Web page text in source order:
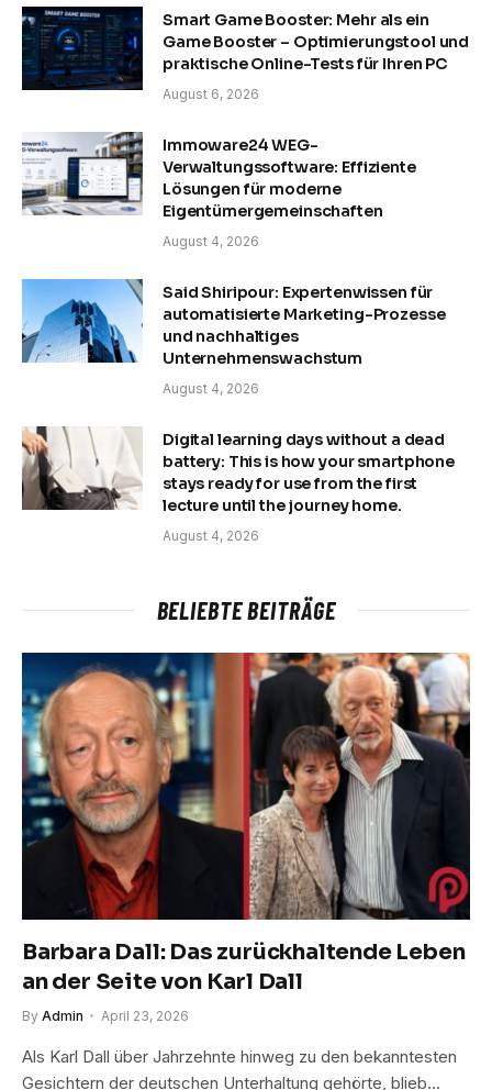
Smart Game Booster: Mehr als ein
Game Booster – Optimierungstool und
praktische Online-Tests für Ihren PC
August 6, 2026
Immoware24 WEG-
Verwaltungssoftware: Effiziente
Lösungen für moderne
Eigentümergemeinschaften
August 4, 2026
Said Shiripour: Expertenwissen für
automatisierte Marketing-Prozesse
und nachhaltiges
Unternehmenswachstum
August 4, 2026
Digital learning days without a dead
battery: This is how your smartphone
stays ready for use from the first
lecture until the journey home.
August 4, 2026
BELIEBTE BEITRÄGE
Barbara Dall: Das zurückhaltende Leben
an der Seite von Karl Dall
By Admin April 23, 2026
Als Karl Dall über Jahrzehnte hinweg zu den bekanntesten
Gesichtern der deutschen Unterhaltung gehörte, blieb…